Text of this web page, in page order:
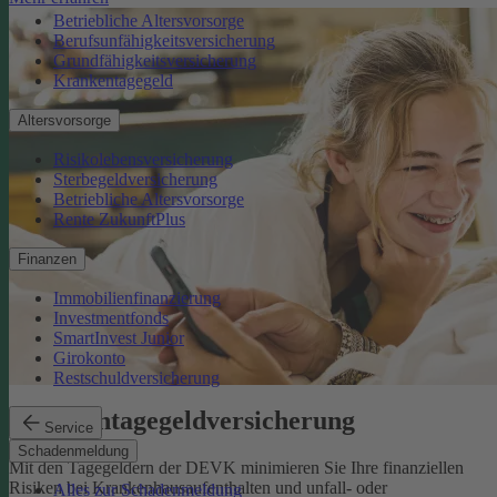
Betriebliche Altersvorsorge
Berufsunfähigkeitsversicherung
Grundfähigkeitsversicherung
Krankentagegeld
Altersvorsorge
Risikolebensversicherung
Sterbegeldversicherung
Betriebliche Altersvorsorge
Rente ZukunftPlus
Finanzen
Immobilienfinanzierung
Investmentfonds
SmartInvest Junior
Girokonto
Restschuldversicherung
Service
Schadenmeldung
Alles zur Schadenmeldung
Krankentagegeldversicherung
Mit den Tagegeldern der DEVK minimieren Sie Ihre finanziellen
Risiken bei Krankenhausaufenthalten und unfall- oder